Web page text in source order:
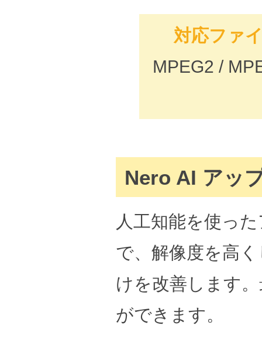
対応ファ
MPEG2 /
Nero AI アッ
人工知能を使っ
で、解像度を高
けを改善します
ができます。